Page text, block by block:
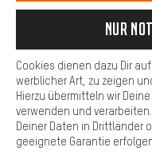
Sprache"
Deutsch
DE
VERTRAG WIDERRUFEN
Impressum Datenschutz
Verfügung stellen.
Services zu nutzen,
finden.
Fragen schnell und
Basis
Basis-Cookies
grundsätzlich nutzen
Nur
Cookies dienen dazu Dir
werblicher Art, zu zeigen
Hierzu übermitteln wir
verwenden und
Deiner Daten in Drittländer
geeignete Garantie